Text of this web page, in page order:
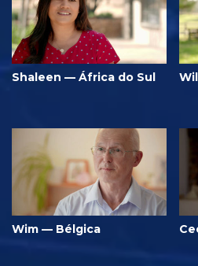
Shaleen — África do Sul
Wim — Bélgica